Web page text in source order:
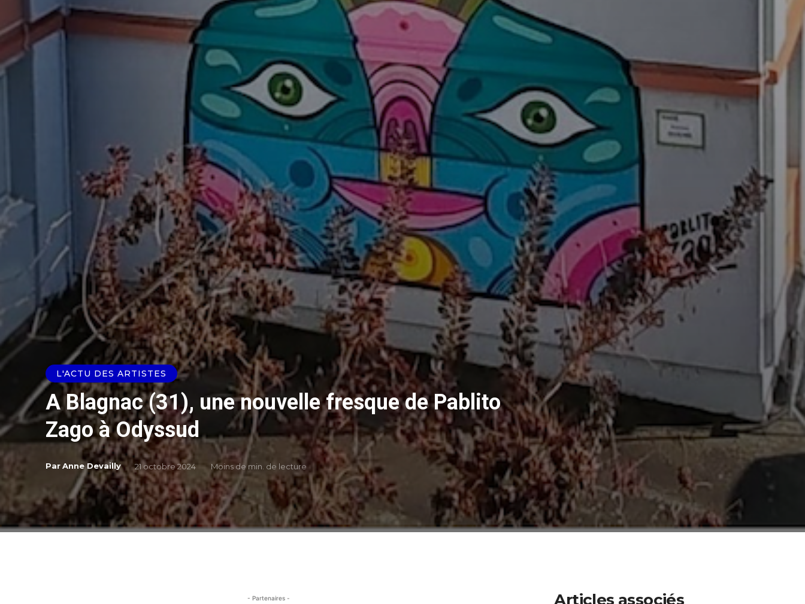
L'ACTU DES ARTISTES
A Blagnac (31), une nouvelle fresque de Pablito
Zago à Odyssud
ParAnne Devailly 21 octobre 2024 Moins demin. de lecture
- Partenaires - Articles associés